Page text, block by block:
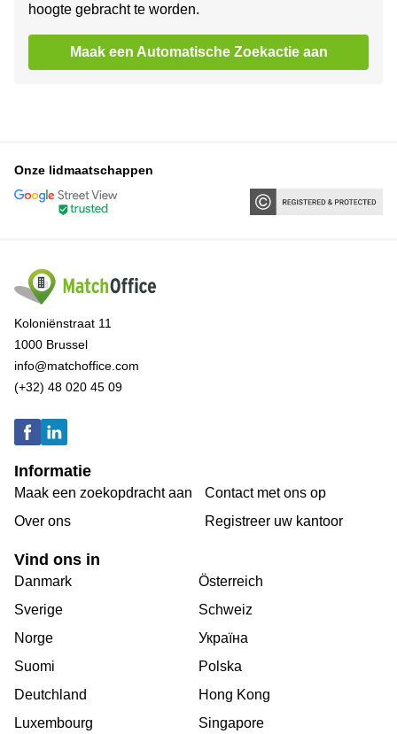
hoogte gebracht te worden.
Maak een Automatische Zoekactie aan
Onze lidmaatschappen
Koloniënstraat 11
1000 Brussel
info@matchoffice.com
(+32) 48 020 45 09
Informatie
Maak een zoekopdracht aan
Over ons
Contact met ons op
Registreer uw kantoor
Vind ons in
Danmark
Sverige
Norge
Suomi
Deutchland
Luxembourg
Österreich
Schweiz
Україна
Polska
Hong Kong
Singapore